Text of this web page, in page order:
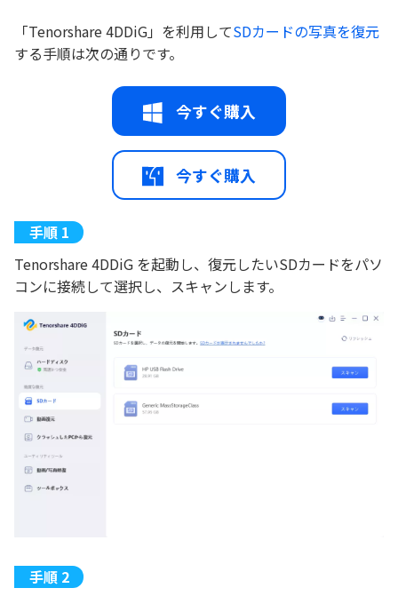
「Tenorshare 4DDiG」を利用してSDカードの写真を復元
する手順は次の通りです。
今すぐ購入
今すぐ購入
Tenorshare 4DDiG を起動し、復元したいSDカードをパソ
コンに接続して選択し、スキャンします。